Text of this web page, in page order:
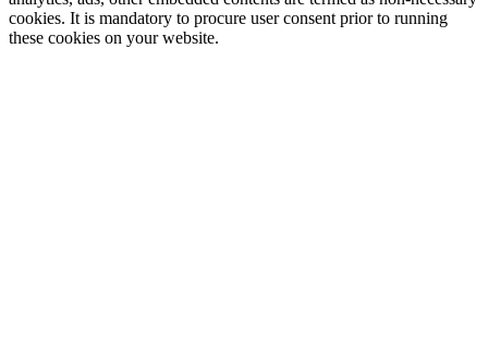
cookies. It is mandatory to procure user consent prior to running
these cookies on your website.